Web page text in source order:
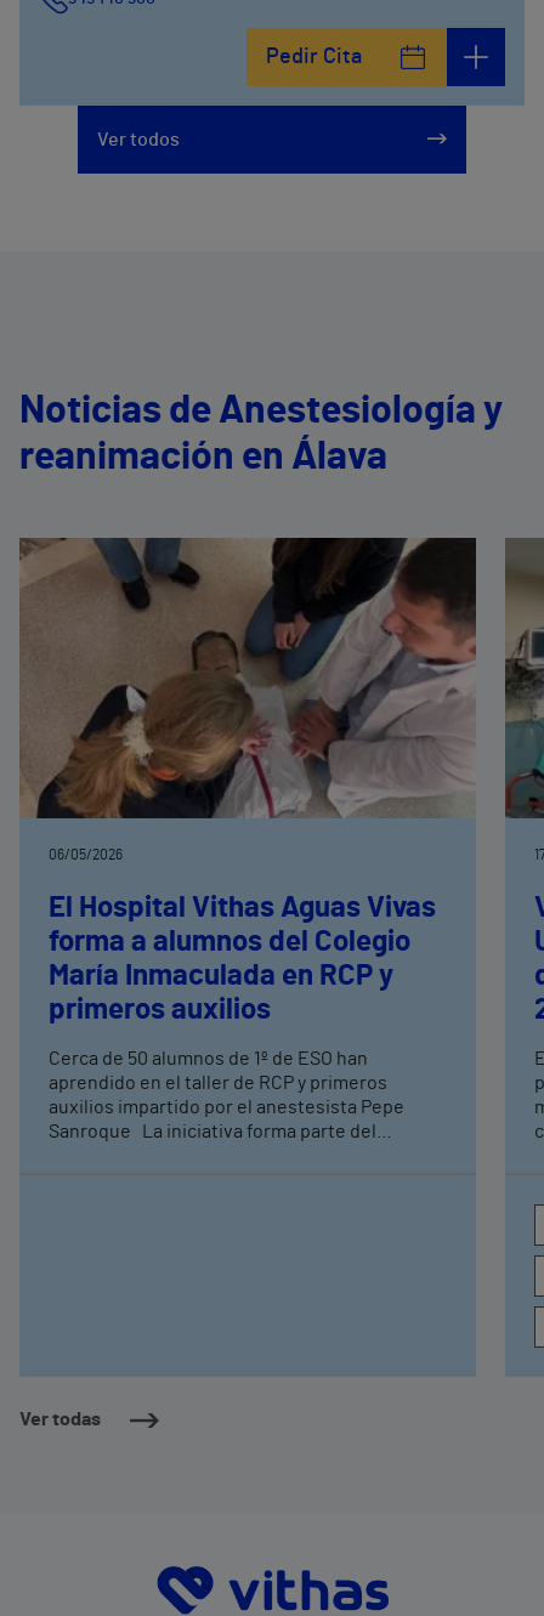
Pedir Cita
Ver todos
Noticias de Anestesiología y
reanimación en Álava
Ver todas
06/05/2026
El Hospital Vithas Aguas Vivas
forma a alumnos del Colegio
María Inmaculada en RCP y
primeros auxilios
Cerca de 50 alumnos de 1º de ESO han
aprendido en el taller de RCP y primeros
auxilios impartido por el anestesista Pepe
Sanroque La iniciativa forma parte del